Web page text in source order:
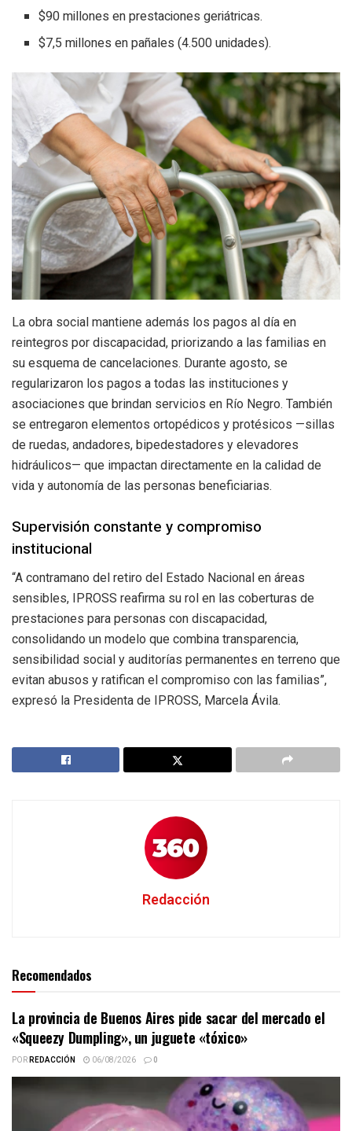
$90 millones en prestaciones geriátricas.
$7,5 millones en pañales (4.500 unidades).
La obra social mantiene además los pagos al día en
reintegros por discapacidad, priorizando a las familias en
su esquema de cancelaciones. Durante agosto, se
regularizaron los pagos a todas las instituciones y
asociaciones que brindan servicios en Río Negro. También
se entregaron elementos ortopédicos y protésicos —sillas
de ruedas, andadores, bipedestadores y elevadores
hidráulicos— que impactan directamente en la calidad de
vida y autonomía de las personas beneficiarias.
Supervisión constante y compromiso
institucional
“A contramano del retiro del Estado Nacional en áreas
sensibles, IPROSS reafirma su rol en las coberturas de
prestaciones para personas con discapacidad,
consolidando un modelo que combina transparencia,
sensibilidad social y auditorías permanentes en terreno que
evitan abusos y ratifican el compromiso con las familias”,
expresó la Presidenta de IPROSS, Marcela Ávila.
Redacción
Recomendados
La provincia de Buenos Aires pide sacar del mercado el
«Squeezy Dumpling», un juguete «tóxico»
PORREDACCIÓN 06/08/2026 0